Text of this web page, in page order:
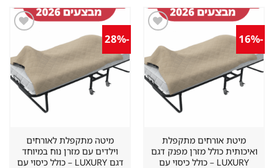
-16%
מוצר
במועדפים
מיטת אורחים מתקפלת
ואיכותית כולל מזרן מפנק דגם
LUXURY – כולל כיסוי עם
-28%
מוצר
במועדפים
מיטה מתקפלת לאורחים
וילדים עם מזרן נוח במיוחד
דגם LUXURY – כולל כיסוי עם